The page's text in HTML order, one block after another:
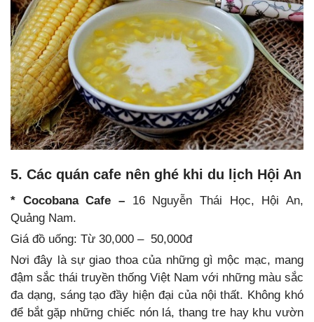
5. Các quán cafe nên ghé khi du lịch Hội An
* Cocobana Cafe – 16 Nguyễn Thái Học, Hội An,
Quảng Nam.
Giá đồ uống: Từ 30,000 – 50,000đ
Nơi đây là sự giao thoa của những gì mộc mạc, mang
đậm sắc thái truyền thống Việt Nam với những màu sắc
đa dạng, sáng tạo đầy hiện đại của nội thất. Không khó
để bắt gặp những chiếc nón lá, thang tre hay khu vườn